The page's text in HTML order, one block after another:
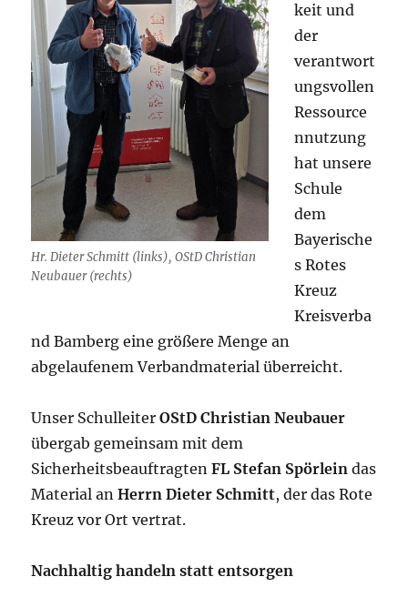
Hr. Dieter Schmitt (links), OStD Christian
Neubauer (rechts)
keit und
der
verantwort
ungsvollen
Ressource
nnutzung
hat unsere
Schule
dem
Bayerische
s Rotes
Kreuz
Kreisverba
nd Bamberg eine größere Menge an
abgelaufenem Verbandmaterial überreicht.
Unser SchulleiterOStD Christian Neubauer
übergab gemeinsam mit dem
SicherheitsbeauftragtenFL Stefan Spörlein das
Material anHerrn Dieter Schmitt, der das Rote
Kreuz vor Ort vertrat.
Nachhaltig handeln statt entsorgen